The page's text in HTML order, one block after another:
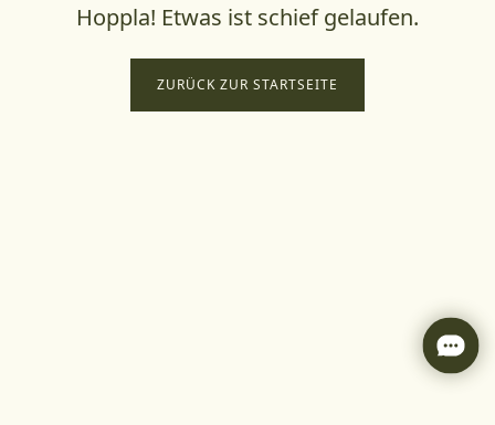
Hoppla! Etwas ist schief gelaufen.
ZURÜCK ZUR STARTSEITE